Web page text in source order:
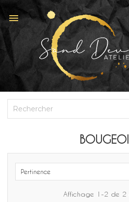

Pertinence
Affichage 1-2 de 2